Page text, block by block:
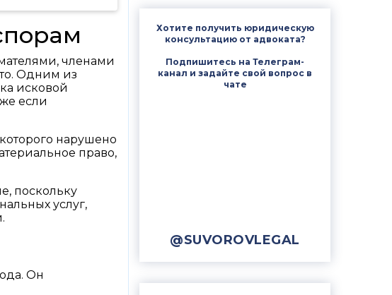
Хотите получить юридическую
консультацию от адвоката?
Подпишитесь на Телеграм-
канал и задайте свой вопрос в
чате
@SUVOROVLEGAL
членами
Одним из
исковой
если
нарушено
право,
поскольку
услуг,
Он